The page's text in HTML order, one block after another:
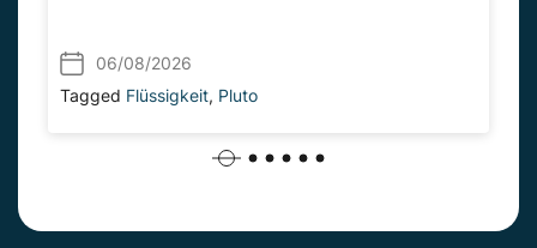
06/08/2026
Tagged Flüssigkeit, Pluto